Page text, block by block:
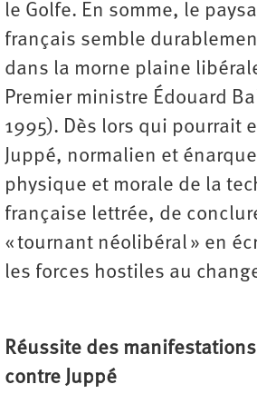
le Golfe. En somme, le
français semble
dans la morne plaine
Premier ministre Édouard
1995). Dès lors qui pourrait
Juppé, normalien et
physique et morale de la
française lettrée, de
« tournant néolibéral » en
les forces hostiles au
Réussite des manifestations
contre Juppé